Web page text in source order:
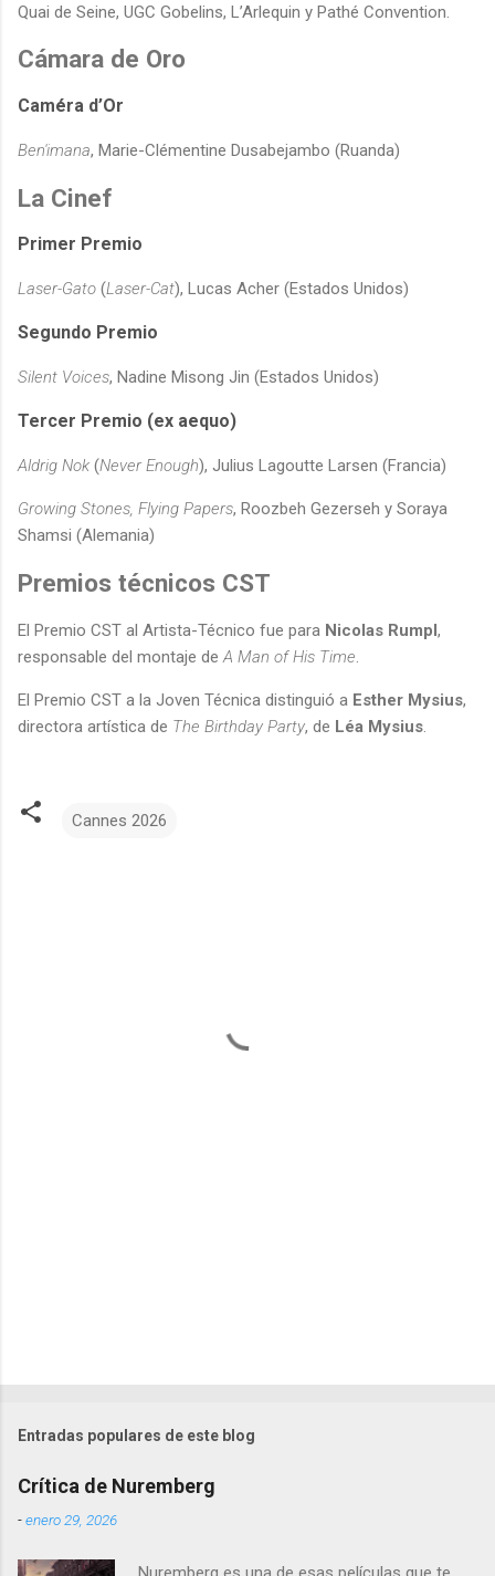
Quai de Seine, UGC Gobelins, L’Arlequin y Pathé Convention.
Cámara de Oro
Caméra d’Or
Ben'imana, Marie-Clémentine Dusabejambo (Ruanda)
La Cinef
Primer Premio
Laser-Gato (Laser-Cat), Lucas Acher (Estados Unidos)
Segundo Premio
Silent Voices, Nadine Misong Jin (Estados Unidos)
Tercer Premio (ex aequo)
Aldrig Nok (Never Enough), Julius Lagoutte Larsen (Francia)
Growing Stones, Flying Papers, Roozbeh Gezerseh y Soraya
Shamsi (Alemania)
Premios técnicos CST
El Premio CST al Artista-Técnico fue para Nicolas Rumpl,
responsable del montaje deA Man of His Time.
El Premio CST a la Joven Técnica distinguió a Esther Mysius,
directora artística de The Birthday Party, de Léa Mysius.
Cannes 2026
Entradas populares de este blog
Crítica de Nuremberg
-enero 29, 2026